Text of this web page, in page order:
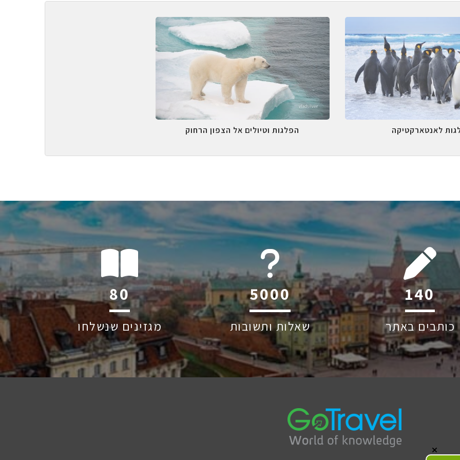
לאנטארקטיקה הפלגות וטיולים אל הצפון הרחוק
119
מגזינים שנשלחו
6044
שאלות ותשובות
208
כותבים באתר